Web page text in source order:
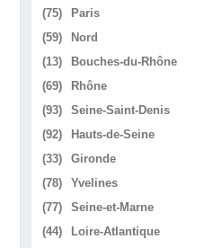
(75)
Paris
(59)
Nord
(13)
Bouches-du-Rhône
(69)
Rhône
(93)
Seine-Saint-Denis
(92)
Hauts-de-Seine
(33)
Gironde
(78)
Yvelines
(77)
Seine-et-Marne
(44)
Loire-Atlantique